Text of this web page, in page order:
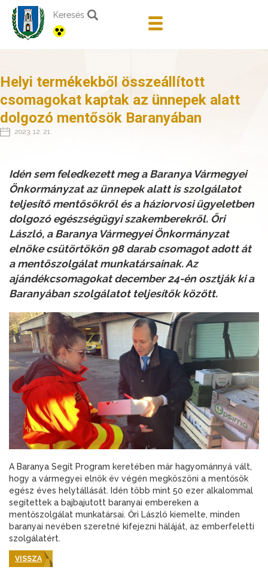
Keresés
Helyi termékekből összeállított
csomagokat kaptak az ünnepek alatt
dolgozó mentősök Baranyában
2023. 12. 21.
Idén sem feledkezett meg a Baranya Vármegyei
Önkormányzat az ünnepek alatt is szolgálatot
teljesítő mentősökről és a háziorvosi ügyeletben
dolgozó egészségügyi szakemberekről. Őri
László, a Baranya Vármegyei Önkormányzat
elnöke csütörtökön 98 darab csomagot adott át
a mentőszolgálat munkatársainak. Az
ajándékcsomagokat december 24-én osztják ki a
Baranyában szolgálatot teljesítők között.
A Baranya Segít Program keretében már hagyománnyá vált,
hogy a vármegyei elnök év végén megköszöni a mentősök
egész éves helytállását. Idén több mint 50 ezer alkalommal
segítettek a bajbajutott baranyai embereken a
mentőszolgálat munkatársai. Őri László kiemelte, minden
baranyai nevében szeretné kifejezni háláját, az emberfeletti
szolgálatért.
VISSZA